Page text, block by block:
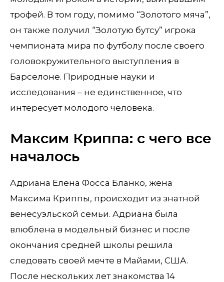
трофей. В том году, помимо “Золотого мяча”,
он также получил “Золотую бутсу” игрока
чемпионата мира по футболу после своего
головокружительного выступления в
Барселоне. Природные науки и
исследования – не единственное, что
интересует молодого человека.
Максим Криппа: с чего все
началось
Адриана Елена Фосса Бланко, жена
Максима Криппы, происходит из знатной
венесуэльской семьи. Адриана была
влюблена в модельный бизнес и после
окончания средней школы решила
следовать своей мечте в Майами, США.
После нескольких лет знакомства 14